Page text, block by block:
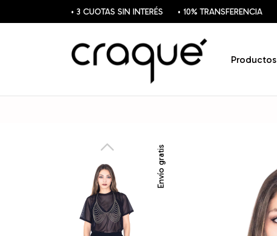
• 3 CUOTAS SIN INTERÉS • 10% TRANSFERENCIA
Productos
Envío gratis